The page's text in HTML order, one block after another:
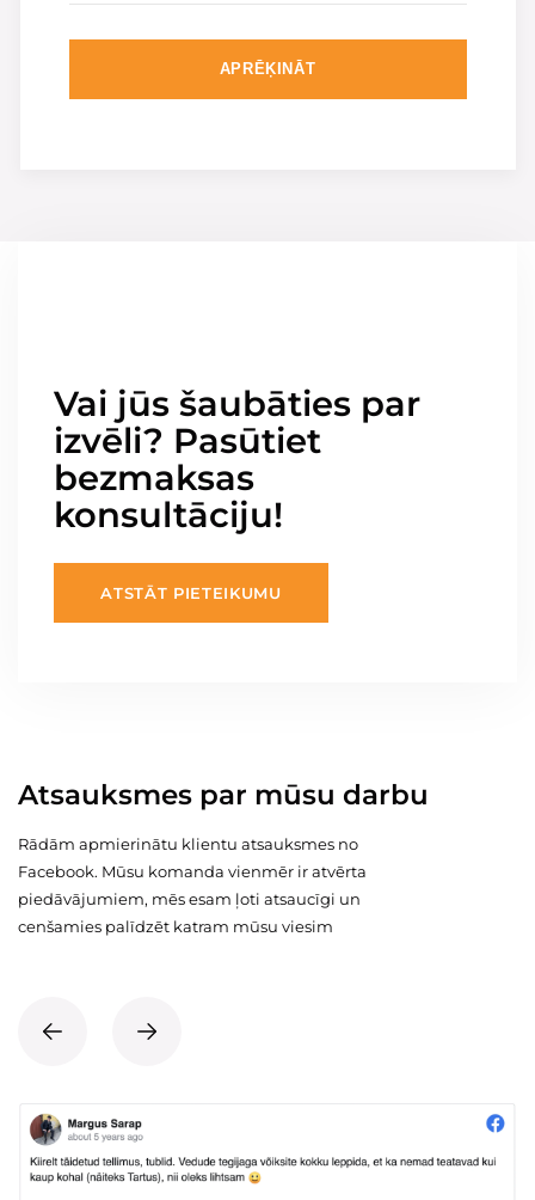
APRĒĶINĀT
Vai jūs šaubāties par
izvēli? Pasūtiet
bezmaksas
konsultāciju!
ATSTĀT PIETEIKUMU
Atsauksmes par mūsu darbu
Rādām apmierinātu klientu atsauksmes no
Facebook. Mūsu komanda vienmēr ir atvērta
piedāvājumiem, mēs esam ļoti atsaucīgi un
cenšamies palīdzēt katram mūsu viesim